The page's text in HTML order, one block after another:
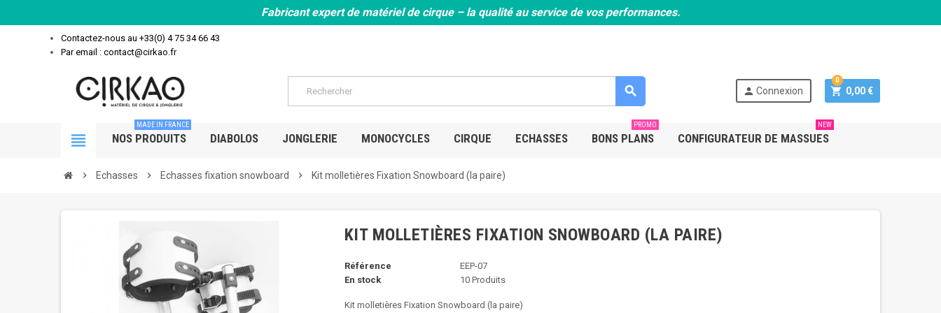
Fabricant expert de matériel de cirque – la qualité au service de vos performances.
Contactez-nous au +33(0) 4 75 34 66 43
Par email : contact@cirkao.fr
search person Connexion shopping_cart 0,00 €
0
view_headline NOS PRODUITS
MADE IN FRANCE
DIABOLOS JONGLERIE MONOCYCLES CIRQUE ECHASSES BONS PLANS
PROMO
CONFIGURATEUR DE MASSUES
NEW
chevron_right Echasses chevron_right Echasses fixation snowboard chevron_right Kit molletières Fixation Snowboard (la paire)
KIT MOLLETIÈRES FIXATION SNOWBOARD (LA PAIRE)
Référence
EEP-07
En stock
10 Produits
Kit molletières Fixation Snowboard (la paire)